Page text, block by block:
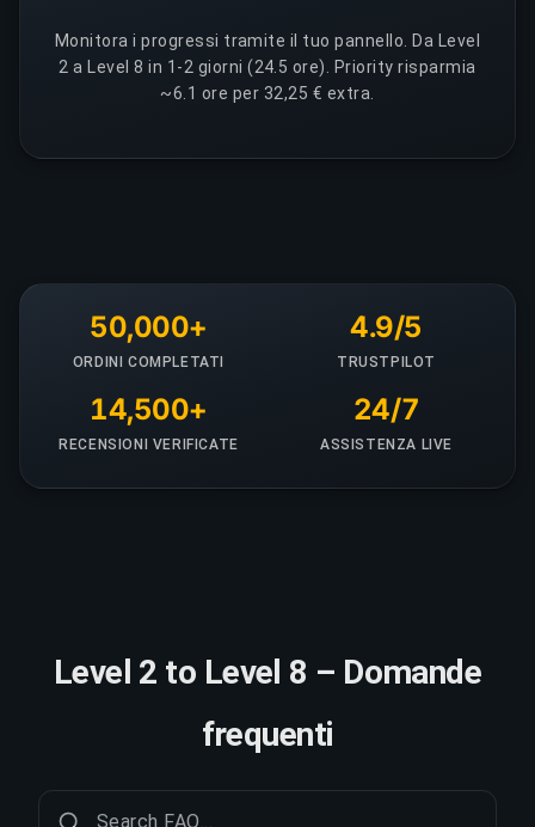
Monitora i progressi tramite il tuo pannello. Da Level
2 a Level 8 in 1-2 giorni (24.5 ore). Priority risparmia
~6.1 ore per 32,25 € extra.
50,000+
ORDINI COMPLETATI
4.9/5
TRUSTPILOT
14,500+
RECENSIONI VERIFICATE
24/7
ASSISTENZA LIVE
Level 2 to Level 8 – Domande
frequenti